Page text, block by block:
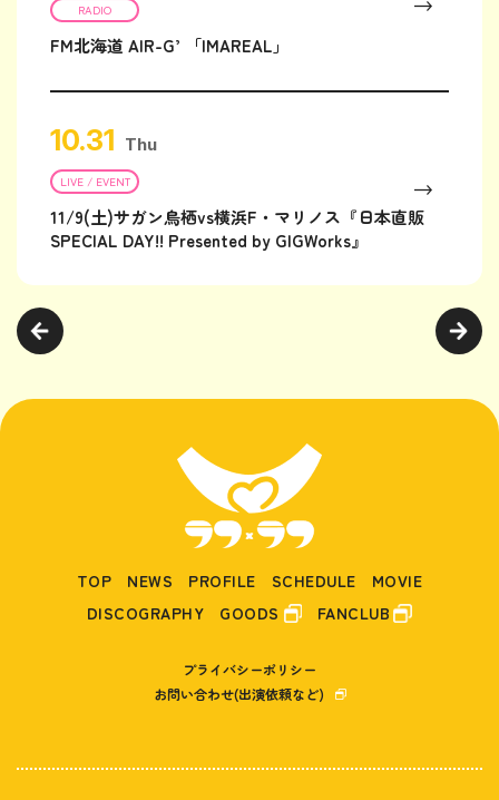
RADIO
FM北海道 AIR-G’ 「IMAREAL」
10.31 Thu
LIVE / EVENT
11/9(土)サガン鳥栖vs横浜F・マリノス『日本直販
SPECIAL DAY!! Presented by GIGWorks』
TOP NEWS PROFILE SCHEDULE
MOVIE
DISCOGRAPHY
GOODS FANCLUB
プライバシーポリシー
お問い合わせ(出演依頼など)